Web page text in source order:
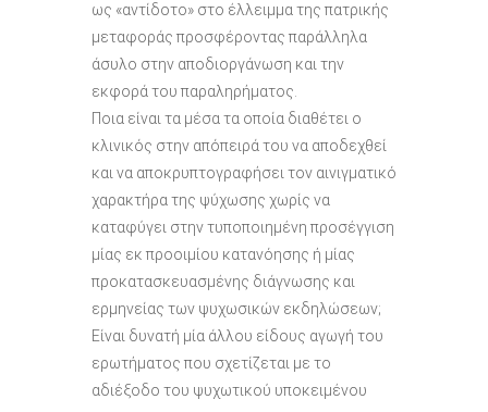
ως «αντίδοτο» στο έλλειμμα της πατρικής
μεταφοράς προσφέροντας παράλληλα
άσυλο στην αποδιοργάνωση και την
εκφορά του παραληρήματος.
Ποια είναι τα μέσα τα οποία διαθέτει ο
κλινικός στην απόπειρά του να αποδεχθεί
και να αποκρυπτογραφήσει τον αινιγματικό
χαρακτήρα της ψύχωσης χωρίς να
καταφύγει στην τυποποιημένη προσέγγιση
μίας εκ προοιμίου κατανόησης ή μίας
προκατασκευασμένης διάγνωσης και
ερμηνείας των ψυχωσικών εκδηλώσεων;
Είναι δυνατή μία άλλου είδους αγωγή του
ερωτήματος που σχετίζεται με το
αδιέξοδο του ψυχωτικού υποκειμένου